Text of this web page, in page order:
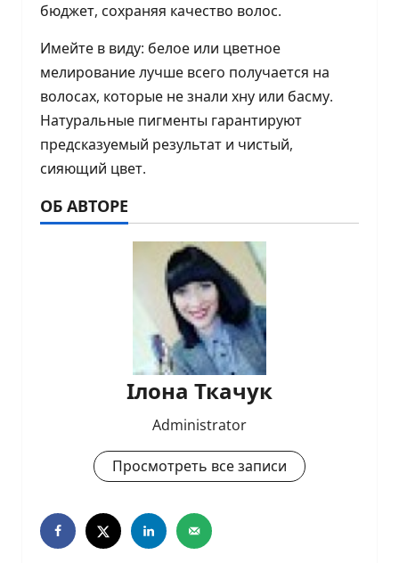
бюджет, сохраняя качество волос.
Имейте в виду: белое или цветное
мелирование лучше всего получается на
волосах, которые не знали хну или басму.
Натуральные пигменты гарантируют
предсказуемый результат и чистый,
сияющий цвет.
ОБ АВТОРЕ
Ілона Ткачук
Administrator
Просмотреть все записи